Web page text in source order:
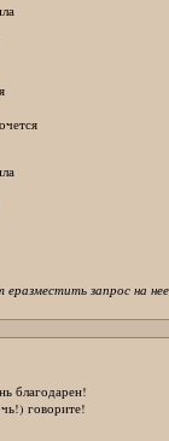
запрос на нее
благодарен!
говорите!